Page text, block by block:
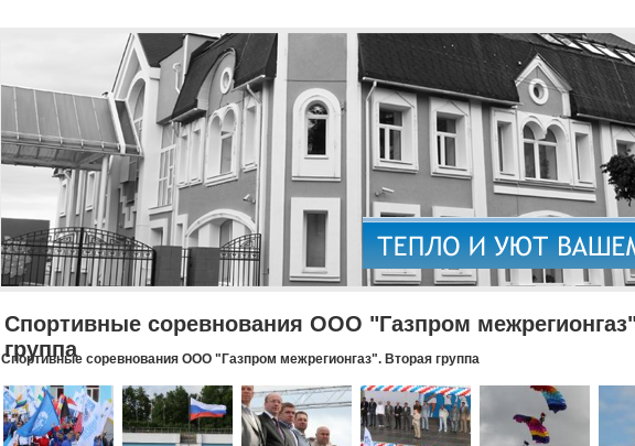
Спортивные соревнования ООО "Газпром
группа
Спортивные соревнования ООО "Газпром межрегионгаз". Вторая группа